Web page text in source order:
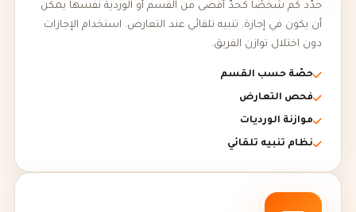
حدّد كم شخصًا كحدّ أقصى من القسم أو الوردية نفسها يمكن
أن يكون في إجازة. تنبيه تلقائي عند التعارض. استخدام الإجازات
دون اختلال توازن الفريق.
حصّة حسب القسم
فحص التعارض
موازنة الورديات
نظام تنبيه تلقائي